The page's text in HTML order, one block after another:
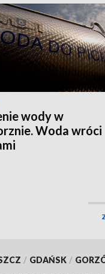
wody w
Woda wróci
/ GDAŃSK /